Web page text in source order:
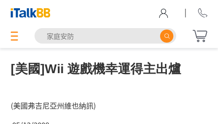
|
[美國]Wii 遊戲機幸運得主出爐
(美國弗吉尼亞州維也納訊)